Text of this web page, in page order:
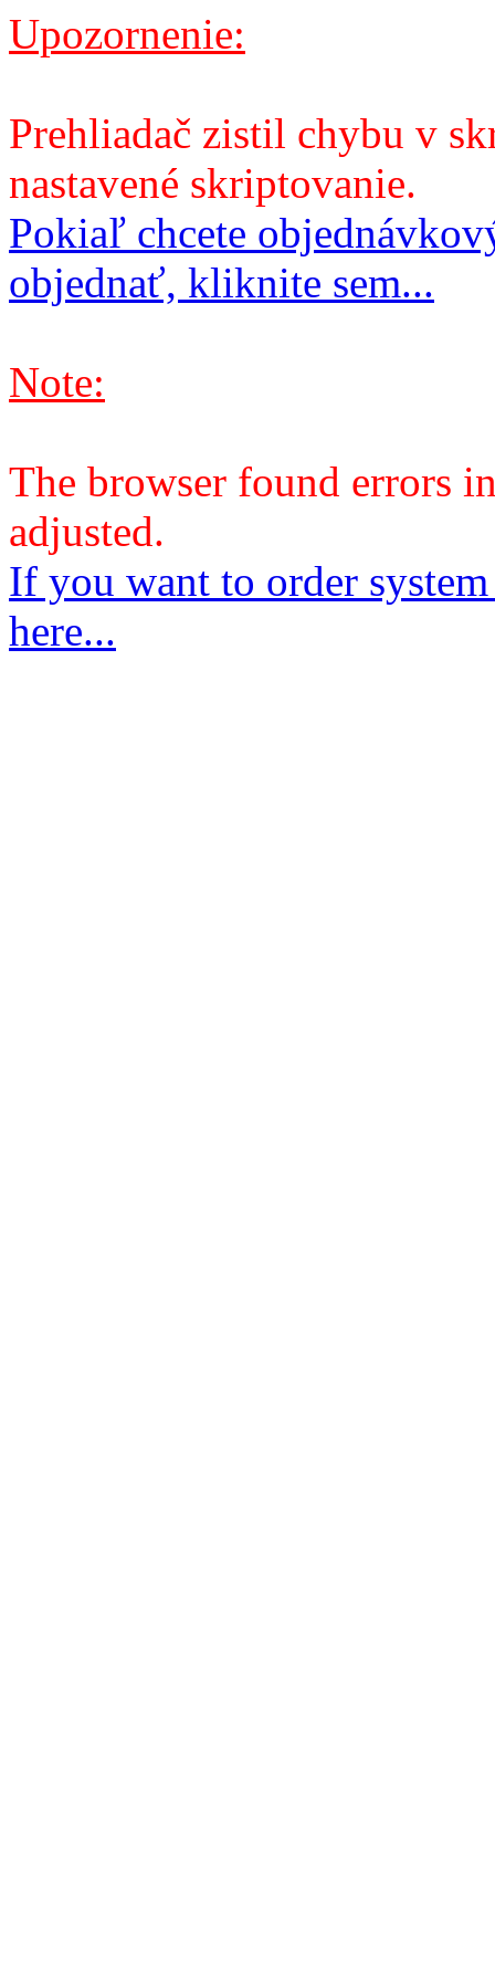
Upozornenie:
Prehliadač zistil chybu v
nastavené skriptovanie.
Pokiaľ chcete
objednať, kliknite sem...
Note:
The browser found errors
adjusted.
If you want to order
here...